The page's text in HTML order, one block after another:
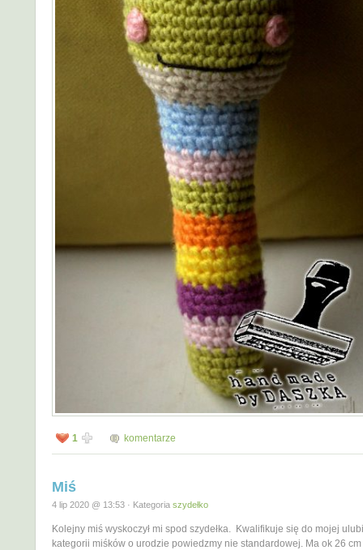
1 komentarze
Miś
4 lip 2020 @ 13:53 · Kategoria szydełko
Kolejny miś wyskoczył mi spod szydełka. Kwalifikuje się do mojej
kategorii miśków o urodzie powiedzmy nie standardowej. Ma ok 26